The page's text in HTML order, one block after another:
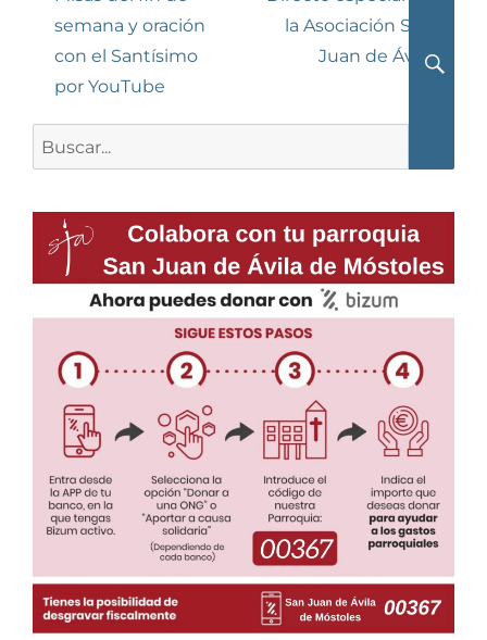
entradas
anterior:
semana y oración
con el Santísimo
por YouTube
entrada:
la Asociación San
Juan de Ávila